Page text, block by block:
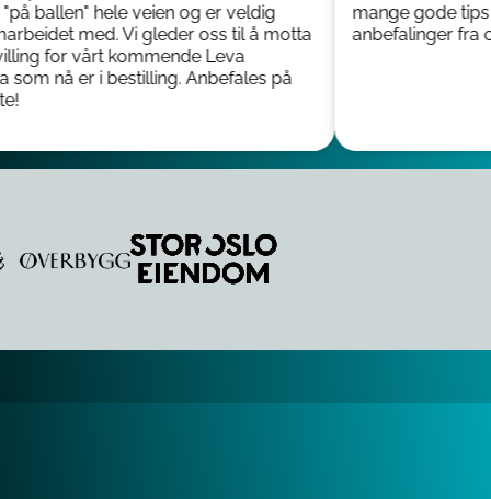
ballen" hele veien og er veldig
med. Vi gleder oss til å motta
for vårt kommende Leva
nå er i bestilling. Anbefales på
mange gode tips
anbefalinger fra